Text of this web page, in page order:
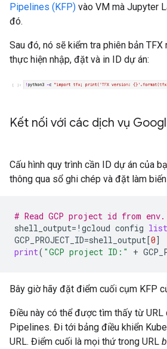
Pipelines (KFP) vào VM mà Jupyter
đó.
Sau đó, nó sẽ kiểm tra phiên bản
thực hiện nhập, đặt và in ID dự án:
Kết nối với các dịch vụ
Cấu hình quy trình cần ID dự án của
thông qua sổ ghi chép và đặt làm
# Read GCP project id from env.
shell_output= ! gcloud config list
GCP_PROJECT_ID=shell_output[0]
print( "GCP project ID:" +
Bây giờ hãy đặt điểm cuối cụm KFP
Điều này có thể được tìm thấy từ URL
Pipelines. Đi tới bảng điều khiển
URL. Điểm cuối là mọi thứ trong URL